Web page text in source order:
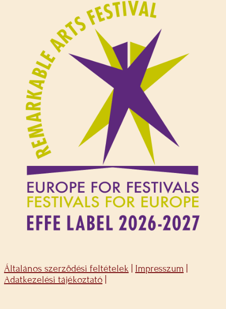
Általános szerződési feltételek Impresszum
Adatkezelési tájékoztató